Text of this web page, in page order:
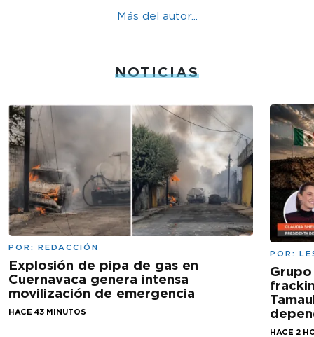
Más del autor...
NOTICIAS
POR: REDACCIÓN
Explosión de pipa de gas en
Cuernavaca genera intensa
movilización de emergencia
HACE 43 MINUTOS
POR:
HACE 2